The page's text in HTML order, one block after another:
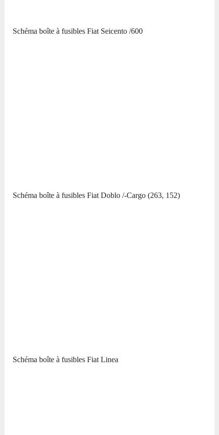
Schéma boîte à fusibles Fiat Seicento /600
Schéma boîte à fusibles Fiat Doblo /-Cargo (263, 152)
Schéma boîte à fusibles Fiat Linea